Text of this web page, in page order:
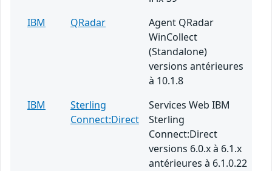
IBM
QRadar
Agent QRadar
WinCollect
(Standalone)
versions antérieures
à 10.1.8
IBM
Sterling
Connect:Direct
Services Web IBM
Sterling
Connect:Direct
versions 6.0.x à 6.1.x
antérieures à 6.1.0.22